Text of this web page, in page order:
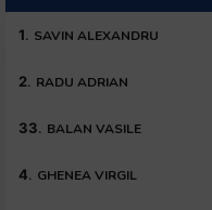
1. SAVIN ALEXANDRU
2. RADU ADRIAN
33. BALAN VASILE
4. GHENEA VIRGIL